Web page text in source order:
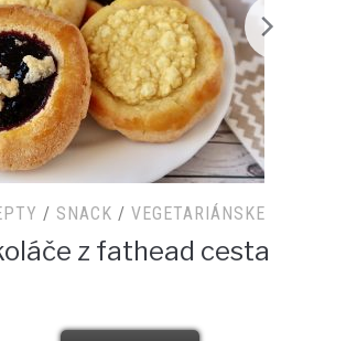
/VEGETARIÁNSKE
cesta
DEZERTY